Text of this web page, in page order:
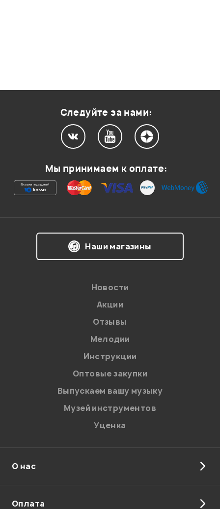
Следуйте за нами:
Мы принимаем к оплате:
Наши магазины
Новости
Акции
Отзывы
Мелодии
Инструкции
Оптовые закупки
Выпускаем вашу музыку
Музей инструментов
Уценка
О нас
Оплата